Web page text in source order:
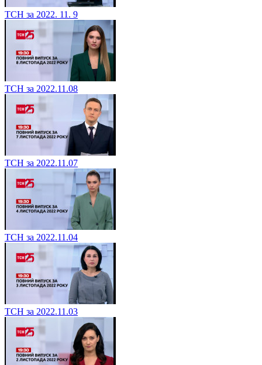
ТСН за 2022. 11. 9
ТСН за 2022.11.08
ТСН за 2022.11.07
ТСН за 2022.11.04
ТСН за 2022.11.03